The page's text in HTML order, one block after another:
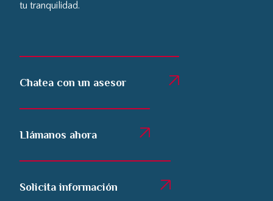
tu tranquilidad.
Chatea con un asesor
Llámanos ahora
Solicita información